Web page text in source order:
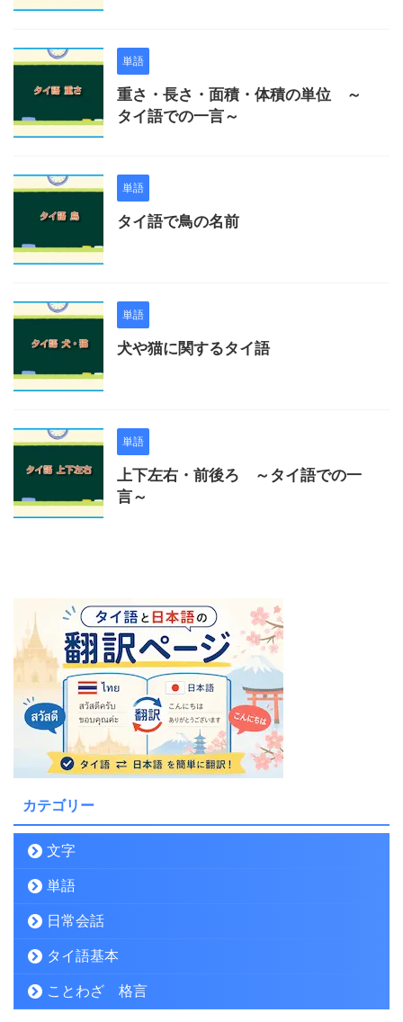
単語
重さ・長さ・面積・体積の単位 ～
タイ語での一言～
単語
タイ語で鳥の名前
単語
犬や猫に関するタイ語
単語
上下左右・前後ろ ～タイ語での一
言～
カテゴリー
文字
単語
日常会話
タイ語基本
ことわざ 格言